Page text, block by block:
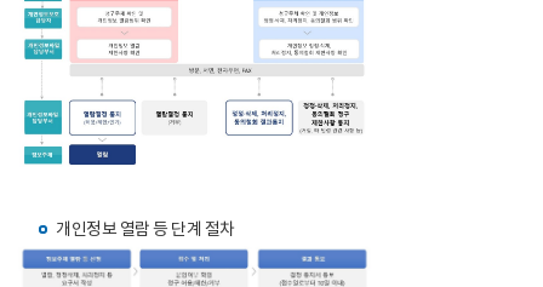
개인정보 열람 등 단계 절차